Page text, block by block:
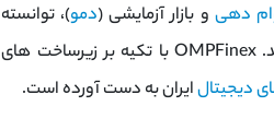
دهی و بازار آزمایشی (دمو)، توانسته
پایگاه کاربری گسترده ‌ای با بیش از 6.1 میلیون کاربر فعال ایجاد کند. OMPFinex با تکیه بر زیرساخت‌ های
دیجیتالایران به دست آورده است.